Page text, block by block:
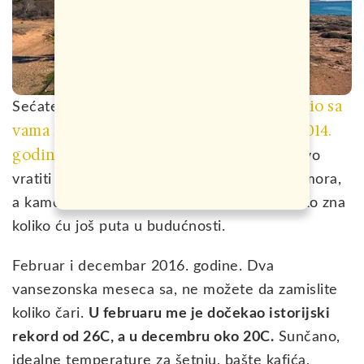
Sećate se sigurno
putopisa koji sam podelio sa
vama nakon posete Kipru u septembru 2014.
godine
. Tada nisam ni slutio da ću se ponovo
vratiti na najistočnije ostrvo Sredozemnog mora,
a kamoli tako brzo. Pa onda još jednom… I ko zna
koliko ću još puta u budućnosti.
Februar i decembar 2016. godine. Dva
vansezonska meseca sa, ne možete da zamislite
koliko čari. U februaru me je dočekao istorijski
rekord od 26C, a u decembru oko 20C. Sunčano,
idealne temperature za šetnju, bašte kafića,